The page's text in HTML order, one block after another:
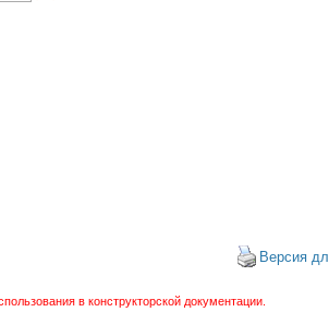
Версия
в конструкторской документации.